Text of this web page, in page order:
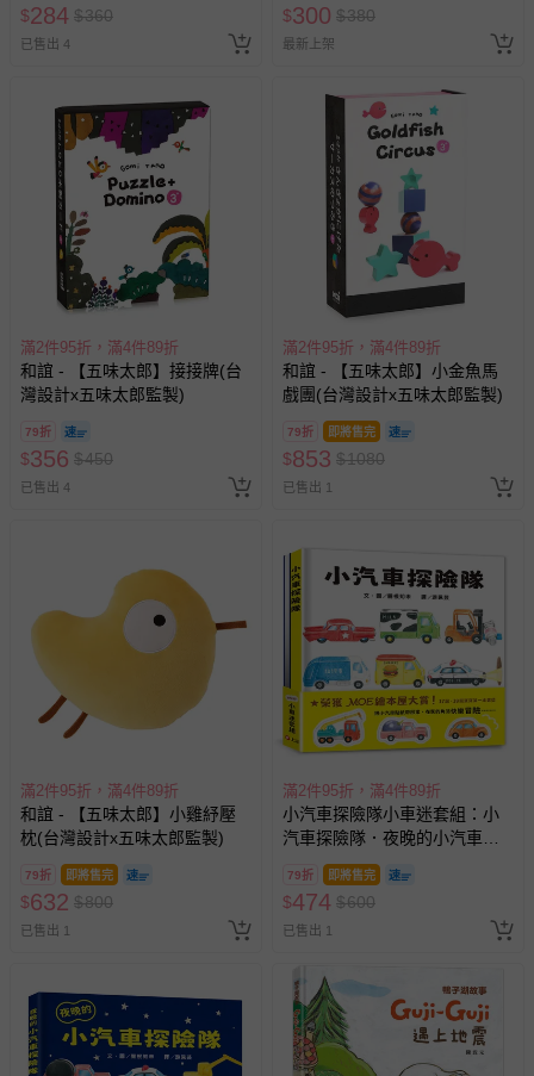
$284 $360
已售出 4
$300 $380
最新上架
滿2件95折，滿4件89折
和誼 - 【五味太郎】接接牌(台
灣設計x五味太郎監製)
79折
$356 $450
已售出 4
滿2件95折，滿4件89折
和誼 - 【五味太郎】小金魚馬
戲團(台灣設計x五味太郎監製)
79折 即將售完
$853 $1080
已售出 1
滿2件95折，滿4件89折
和誼 - 【五味太郎】小雞紓壓
枕(台灣設計x五味太郎監製)
79折 即將售完
$632 $800
已售出 1
滿2件95折，滿4件89折
小汽車探險隊小車迷套組：小
汽車探險隊．夜晚的小汽車探
險隊（加贈7張小汽車貼紙）
79折 即將售完
$474 $600
已售出 1